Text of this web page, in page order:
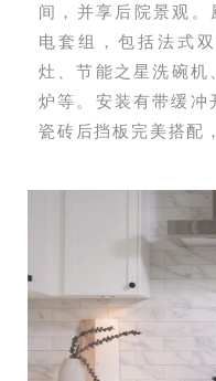
间，并享后院景观。
电套组，包括法式
灶、节能之星洗碗
炉等。安装有带缓冲
瓷砖后挡板完美搭配